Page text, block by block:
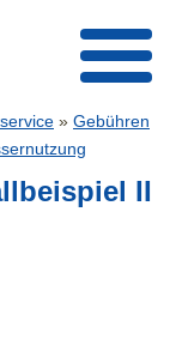
» Gebühren
II